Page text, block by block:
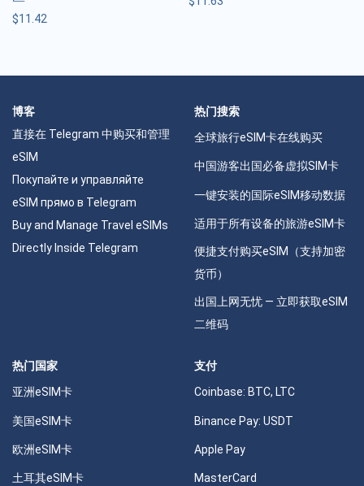
$11.42
博客
直接在 Telegram 中购买和管理
eSIM
Покупайте и управляйте
eSIM прямо в Telegram
Buy and Manage Travel eSIMs
Directly Inside Telegram
热门搜索
全球旅行eSIM卡在线购买
中国游客出国必备虚拟SIM卡
一键安装的国际eSIM移动数据
适用于所有设备的旅游eSIM卡
便捷支付购买eSIM（支持加密
货币）
出国上网无忧 — 立即获取eSIM
二维码
热门国家
亚洲eSIM卡
美国eSIM卡
欧洲eSIM卡
土耳其eSIM卡
支付
Coinbase: BTC, LTC
Binance Pay: USDT
Apple Pay
MasterCard